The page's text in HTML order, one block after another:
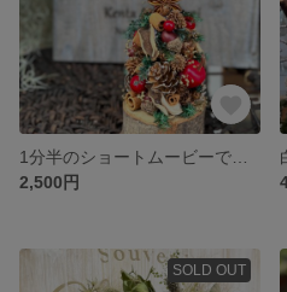
2,500円
SOLD OUT